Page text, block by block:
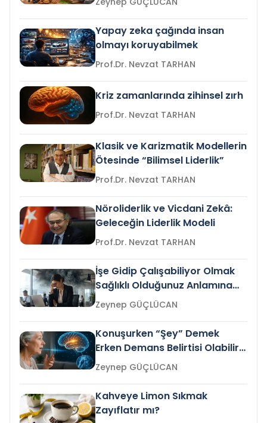
Yapay zeka çağında insan
olmayı koruyabilmek
Prof.Dr. Nevzat TARHAN
Kriz zamanlarında zihinsel zırh
Prof.Dr. Nevzat TARHAN
Klasik ve Karizmatik Modellerin
Ötesinde “Bilimsel Liderlik”
Prof.Dr. Nevzat TARHAN
Nöroliderlik ve Vicdani Zekâ:
Geleceğin Liderlik Modeli
Prof.Dr. Nevzat TARHAN
İşe Gidip Çalışabiliyor Olmak
Sağlıklı Olduğunuz Anlamına
Gelir mi?Zeynep GÜÇLÜCAN
Konuşurken “Şey” Demek
Erken Demans Belirtisi Olabilir
mi?
Zeynep GÜÇLÜCAN
Kahveye Limon Sıkmak
Zayıflatır mı?